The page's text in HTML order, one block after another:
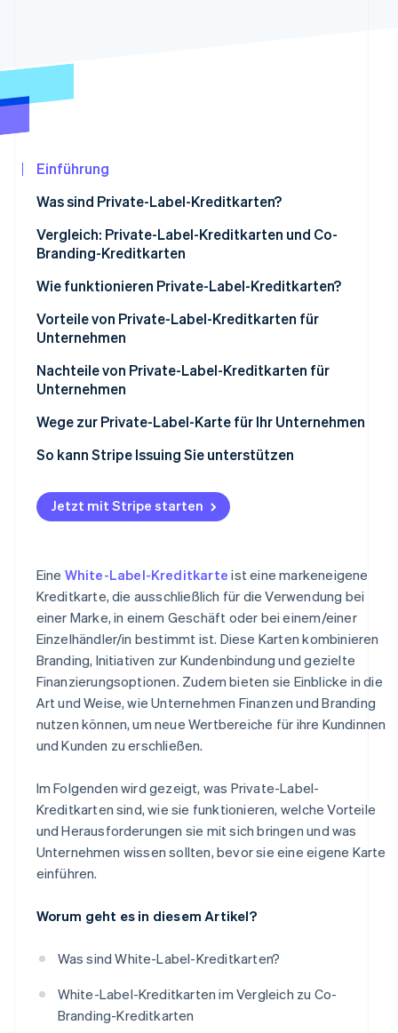
Stripe-Sessions 2026
Erfahren Sie, wie Stripe Lösungen für
Einführung
Was sind Private-Label-Kreditkarten?
Vergleich: Private-Label-Kreditkarten und Co-
Branding-Kreditkarten
Wie funktionieren Private-Label-Kreditkarten?
Vorteile von Private-Label-Kreditkarten für
Unternehmen
Nachteile von Private-Label-Kreditkarten für
Unternehmen
Wege zur Private-Label-Karte für Ihr Unternehmen
So kann Stripe Issuing Sie unterstützen
Jetzt mit Stripe starten
Eine White-Label-Kreditkarte ist eine markeneigene
Kreditkarte, die ausschließlich für die Verwendung bei
einer Marke, in einem Geschäft oder bei einem/einer
Einzelhändler/in bestimmt ist. Diese Karten kombinieren
Branding, Initiativen zur Kundenbindung und gezielte
Finanzierungsoptionen. Zudem bieten sie Einblicke in die
Art und Weise, wie Unternehmen Finanzen und Branding
nutzen können, um neue Wertbereiche für ihre Kundinnen
und Kunden zu erschließen.
Im Folgenden wird gezeigt, was Private-Label-
Kreditkarten sind, wie sie funktionieren, welche Vorteile
und Herausforderungen sie mit sich bringen und was
Unternehmen wissen sollten, bevor sie eine eigene Karte
einführen.
Worum geht es in diesem Artikel?
Was sind White-Label-Kreditkarten?
White-Label-Kreditkarten im Vergleich zu Co-
Branding-Kreditkarten